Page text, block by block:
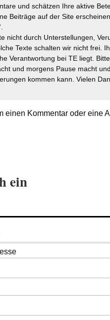
und schätzen Ihre aktive
Beiträge auf der Site
nicht durch Unterstellungen,
Texte schalten wir nicht frei.
Verantwortung bei TE liegt.
und morgens Pause macht
kommen kann. Vielen
einen Kommentar oder eine
ein